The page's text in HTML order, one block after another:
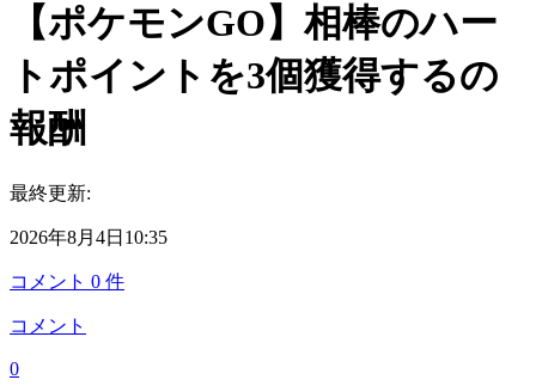
【ポケモンGO】相棒のハー
トポイントを3個獲得するの
報酬
最終更新:
2026年8月4日10:35
コメント 0 件
コメント
0